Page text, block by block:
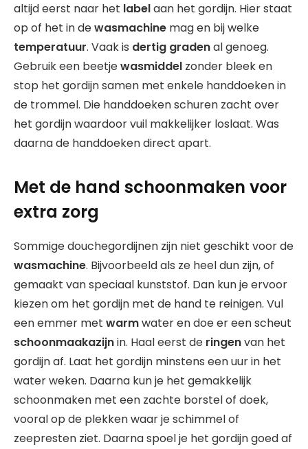
altijd eerst naar het labelaan het gordijn. Hier staat
op of het in dewasmachine mag en bij welke
temperatuur. Vaak is dertig gradenal genoeg.
Gebruik een beetjewasmiddel zonder bleek en
stop het gordijn samen met enkele handdoeken in
de trommel. Die handdoeken schuren zacht over
het gordijn waardoor vuil makkelijker loslaat. Was
daarna de handdoeken direct apart.
Met de hand schoonmaken voor
extra zorg
Sommige douchegordijnen zijn niet geschikt voor de
wasmachine. Bijvoorbeeld als ze heel dun zijn, of
gemaakt van speciaal kunststof. Dan kun je ervoor
kiezen om het gordijn met de hand te reinigen. Vul
een emmer met warmwater en doe er een scheut
schoonmaakazijnin. Haal eerst de ringenvan het
gordijn af. Laat het gordijn minstens een uur in het
water weken. Daarna kun je het gemakkelijk
schoonmaken met een zachte borstel of doek,
vooral op de plekken waar je schimmel of
zeepresten ziet. Daarna spoel je het gordijn goed af